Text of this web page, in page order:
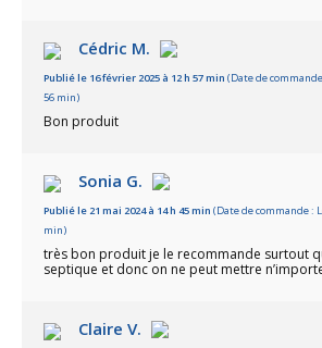
Cédric M.
Publié le 16 février 2025 à 12 h 57 min (Date de
56 min)
Bon produit
Sonia G.
Publié le 21 mai 2024 à 14 h 45 min (Date de commande :
min)
très bon produit je le recommande surtout
septique et donc on ne peut mettre
Claire V.